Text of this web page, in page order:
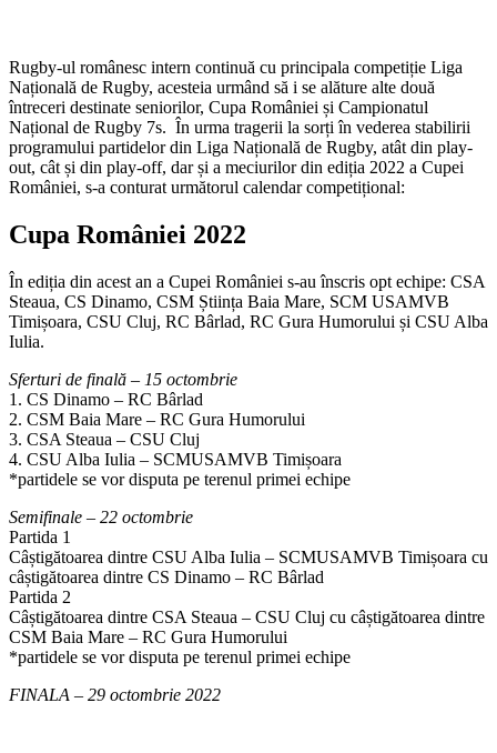
Rugby-ul românesc intern continuă cu principala competiție Liga
Națională de Rugby, acesteia urmând să i se alăture alte două
întreceri destinate seniorilor, Cupa României și Campionatul
Național de Rugby 7s. În urma tragerii la sorți în vederea stabilirii
programului partidelor din Liga Națională de Rugby, atât din play-
out, cât și din play-off, dar și a meciurilor din ediția 2022 a Cupei
României, s-a conturat următorul calendar competițional:
Cupa României 2022
În ediția din acest an a Cupei României s-au înscris opt echipe: CSA
Steaua, CS Dinamo, CSM Știința Baia Mare, SCM USAMVB
Timișoara, CSU Cluj, RC Bârlad, RC Gura Humorului și CSU Alba
Iulia.
Sferturi de finală – 15 octombrie
1. CS Dinamo – RC Bârlad
2. CSM Baia Mare – RC Gura Humorului
3. CSA Steaua – CSU Cluj
4. CSU Alba Iulia – SCMUSAMVB Timișoara
*partidele se vor disputa pe terenul primei echipe
Semifinale – 22 octombrie
Partida 1
Câștigătoarea dintre CSU Alba Iulia – SCMUSAMVB Timișoara cu
câștigătoarea dintre CS Dinamo – RC Bârlad
Partida 2
Câștigătoarea dintre CSA Steaua – CSU Cluj cu câștigătoarea dintre
CSM Baia Mare – RC Gura Humorului
*partidele se vor disputa pe terenul primei echipe
FINALA – 29 octombrie 2022